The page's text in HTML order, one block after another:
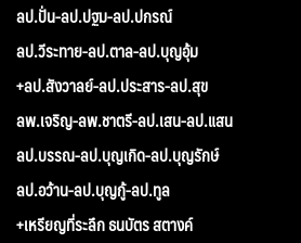
ลป.ปั่น-ลป.ปฐม-ลป.ปกรณ์
ลป.วีระทาย-ลป.ตาล-ลป.บุญอุ้ม
+ลป.สังวาลย์-ลป.ประสาร-ลป.สุข
ลพ.เจริญ-ลพ.ชาตรี-ลป.เสน-ลป.แสน
ลป.บรรณ-ลป.บุญเกิด-ลป.บุญรักษ์
ลป.อว้าน-ลป.บุญกู้-ลป.ทูล
+เหรียญที่ระลึก ธนบัตร สตางค์